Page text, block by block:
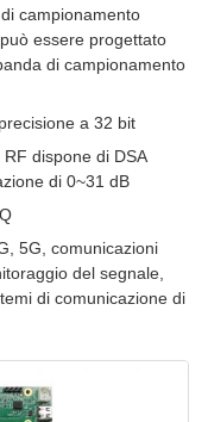
campionamento
essere progettato
di campionamento
a 32 bit
dispone di DSA
di 0~31 dB
5G, comunicazioni
del segnale,
di comunicazione di